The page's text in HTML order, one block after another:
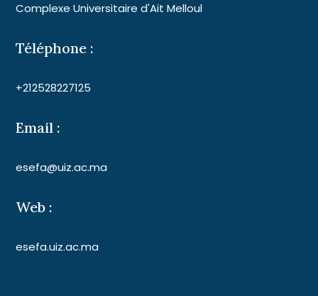
Complexe Universitaire d'Ait Melloul
Téléphone :
+212528227125
Email :
esefa@uiz.ac.ma
Web :
esefa.uiz.ac.ma